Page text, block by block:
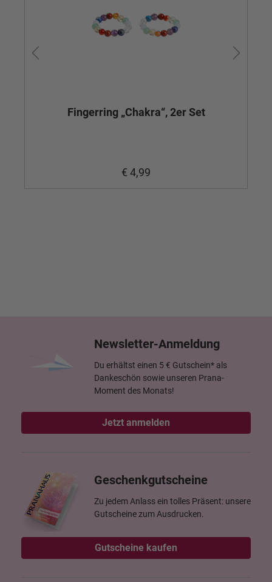
Fingerring „Chakra“, 2er Set
€ 4,99
Newsletter-Anmeldung
Du erhältst einen 5 € Gutschein* als
Dankeschön sowie unseren Prana-
Moment des Monats!
Jetzt anmelden
Geschenkgutscheine
Zu jedem Anlass ein tolles Präsent: unsere
Gutscheine zum Ausdrucken.
Gutscheine kaufen